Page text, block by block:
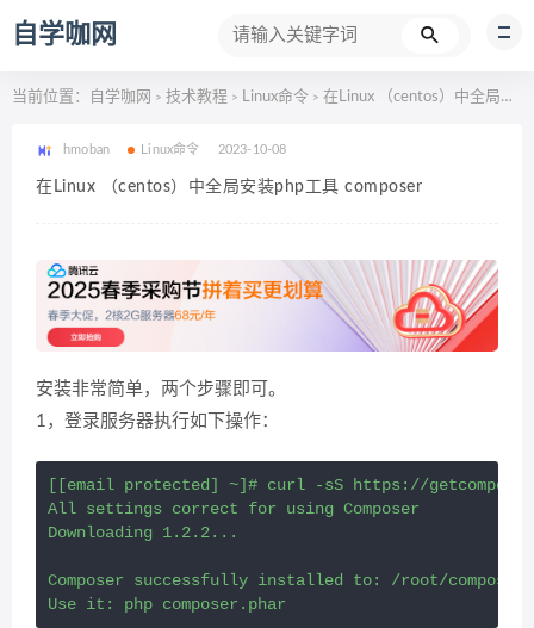
自学咖网
当前位置： 自学咖网 > 技术教程 > Linux命令 > 在Linux （centos）中全局安装php工具 composer
hmoban Linux命令 2023-10-08
在Linux （centos）中全局安装php工具 composer
安装非常简单，两个步骤即可。
1，登录服务器执行如下操作：
[[email protected] ~]# curl -sS https://
All settings correct for using Composer
Downloading 1.2.2...
Composer successfully installed to: /root/